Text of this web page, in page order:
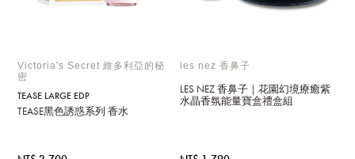
Victoria's Secret 維多利亞的秘
密
TEASE LARGE EDP
TEASE黑色誘惑系列 香水
les nez 香鼻子
LES NEZ 香鼻子｜花園幻境療癒紫
水晶香氛能量寶盒禮盒組